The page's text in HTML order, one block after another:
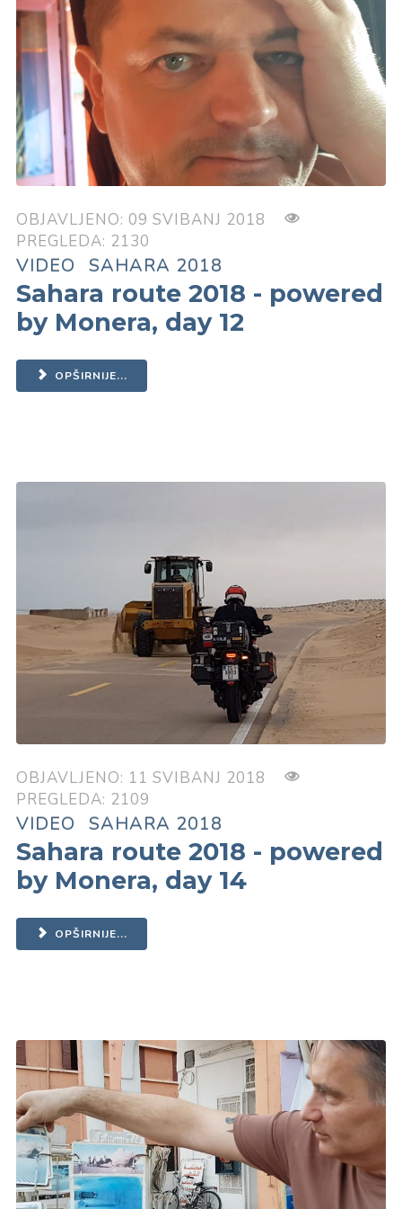
OBJAVLJENO: 09 SVIBANJ 2018
PREGLEDA: 2130
VIDEO SAHARA 2018
Sahara route 2018 - powered
by Monera, day 12
OPŠIRNIJE...
OBJAVLJENO: 11 SVIBANJ 2018
PREGLEDA: 2109
VIDEO SAHARA 2018
Sahara route 2018 - powered
by Monera, day 14
OPŠIRNIJE...